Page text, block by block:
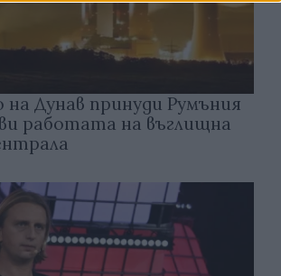
Дунав принуди Румъния
работата на въглищна